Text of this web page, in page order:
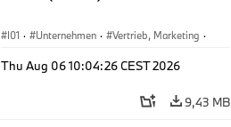
I01 · Unternehmen · Vertrieb, Marketing ·
Thu Aug 06 10:04:26 CEST 2026
9,43 MB